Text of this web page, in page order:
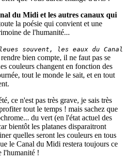
du Midi et les autres canaux qui
la poésie qui convient et une
de l'humanité...
souvent, les eaux du Canal
bien compte, il ne faut pas se
couleurs changent en fonction des
tout le monde le sait, et en tout
ce n'est pas très grave, je sais très
tout le temps ! mais sachez que
du vert (en l'état actuel des
bientôt les platanes disparaitront
quelles seront les couleurs en tous
le Canal du Midi restera toujours ce
l'humanité !